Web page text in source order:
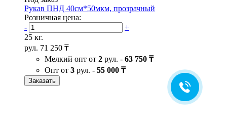
Рукав ПНД 40см*50мкм, прозрачный
Розничная цена:
-
+
25 кг.
рул. 71 250 ₸
Мелкий опт от 2 рул. - 63 750 ₸
Опт от 3 рул. - 55 000 ₸
Заказать